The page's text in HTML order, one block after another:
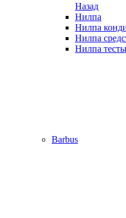
Назад
Нилпа
Нилпа
Нилпа
Нилпа тесты
Barbus